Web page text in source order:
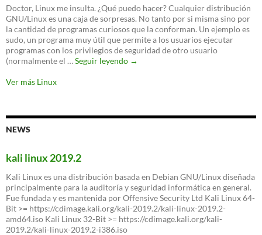
Doctor, Linux me insulta. ¿Qué puedo hacer? Cualquier distribución
GNU/Linux es una caja de sorpresas. No tanto por si misma sino por
la cantidad de programas curiosos que la conforman. Un ejemplo es
sudo, un programa muy útil que permite a los usuarios ejecutar
programas con los privilegios de seguridad de otro usuario
(normalmente el …Seguir leyendo Doctor,
→
Ver más Linux
NEWS
kali linux 2019.2
Kali Linux es una distribución basada en Debian GNU/Linux diseñada
principalmente para la auditoría y seguridad informática en general.
Fue fundada y es mantenida por Offensive Security Ltd Kali Linux 64-
Bit >= https://cdimage.kali.org/kali-2019.2/kali-linux-2019.2-
amd64.iso Kali Linux 32-Bit >= https://cdimage.kali.org/kali-
2019.2/kali-linux-2019.2-i386.iso